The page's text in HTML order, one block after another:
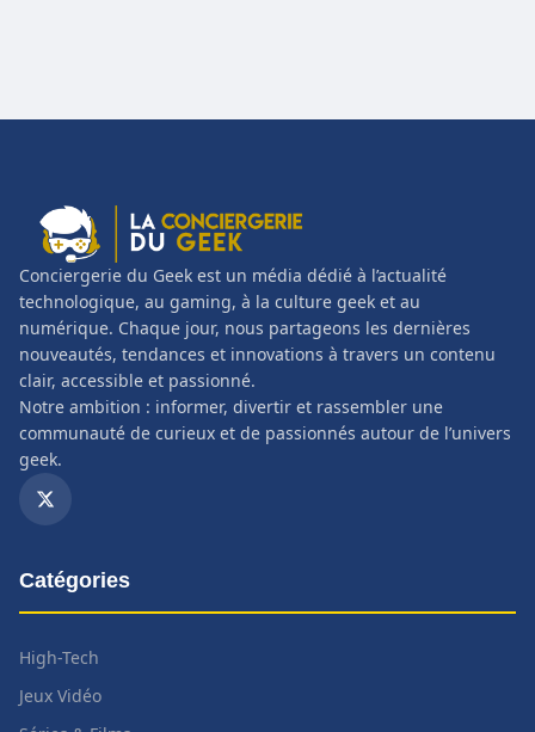
Conciergerie du Geek est un média dédié à l’actualité
technologique, au gaming, à la culture geek et au
numérique. Chaque jour, nous partageons les dernières
nouveautés, tendances et innovations à travers un contenu
clair, accessible et passionné.
Notre ambition : informer, divertir et rassembler une
communauté de curieux et de passionnés autour de l’univers
geek.
Catégories
High-Tech
Jeux Vidéo